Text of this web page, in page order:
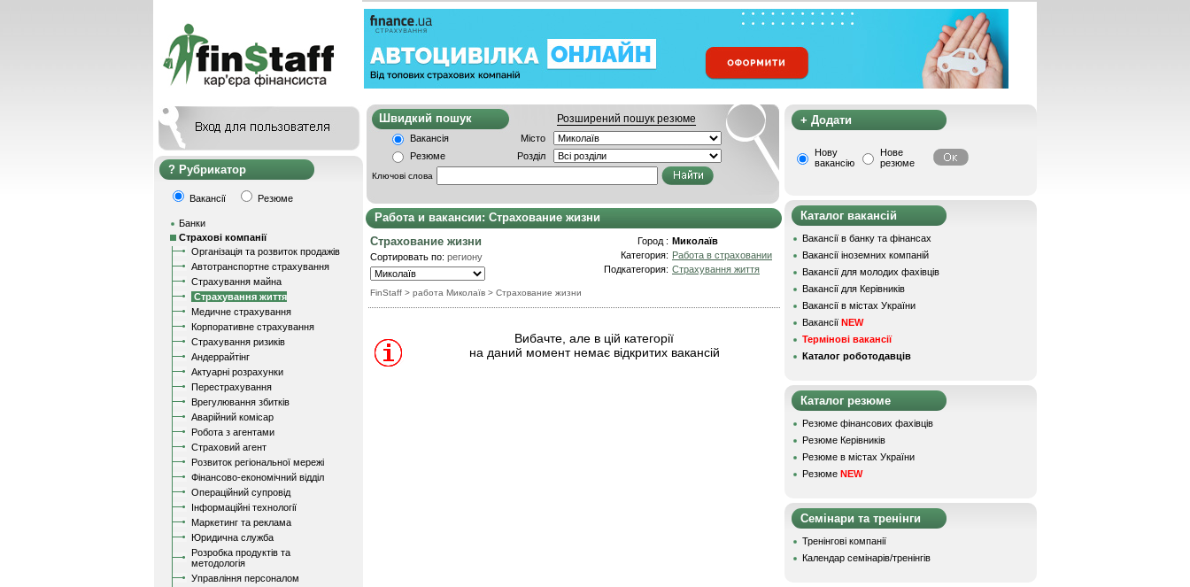
Рубрикатор
Вакансії Резюме
Банки
Страхові компанії
Організація та розвиток продажів
Автотранспортне страхування
Страхування майна
Страхування життя
Медичне страхування
Корпоративне страхування
Страхування ризиків
Андеррайтінг
Актуарні розрахунки
Перестрахування
Врегулювання збитків
Аварійний комісар
Робота з агентами
Страховий агент
Розвиток регіональної мережі
Фінансово-економічний відділ
Операційний супровід
Інформаційні технології
Маркетинг та реклама
Юридична служба
Розробка продуктів та
методологія
Управління персоналом
Швидкий пошук Розширений пошук резюме
Вакансія
Місто
Резюме
Розділ
Ключові слова
Работа и вакансии: Страхование жизни
Страхование жизни
Сортировать по: региону
FinStaff > работа Миколаїв > Страхование жизни
Город : Миколаїв
Категория: Работа в страховании
Подкатегория: Страхування життя
Вибачте, але в цій категорії
на даний момент немає відкритих вакансій
+ Додати
Нову
вакансію
Нове
резюме
Каталог вакансій
Вакансії в банку та фінансах
Вакансії іноземних компаній
Вакансії для молодих фахівців
Вакансії для Керівників
Вакансії в містах України
Вакансії NEW
Термінові вакансії
Каталог роботодавців
Каталог резюме
Резюме фінансових фахівців
Резюме Керівників
Резюме в містах України
Резюме NEW
Семінари та тренінги
Тренінгові компанії
Календар семінарів/тренінгів